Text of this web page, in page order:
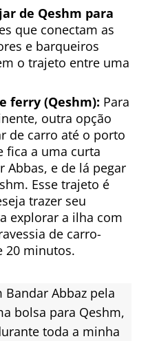
de Qeshm para
que conectam as
e barqueiros
o trajeto entre uma
ferry (Qeshm): Para
outra opção
de carro até o porto
fica a uma curta
Abbas, e de lá pegar
Esse trajeto é
trazer seu
explorar a ilha com
de carro-
20 minutos.
Abbaz pela
bolsa para Qeshm,
toda a minha